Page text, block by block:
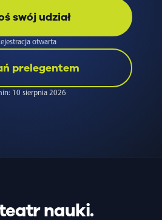
swój udział
otwarta
prelegentem
10 sierpnia 2026
nauki.